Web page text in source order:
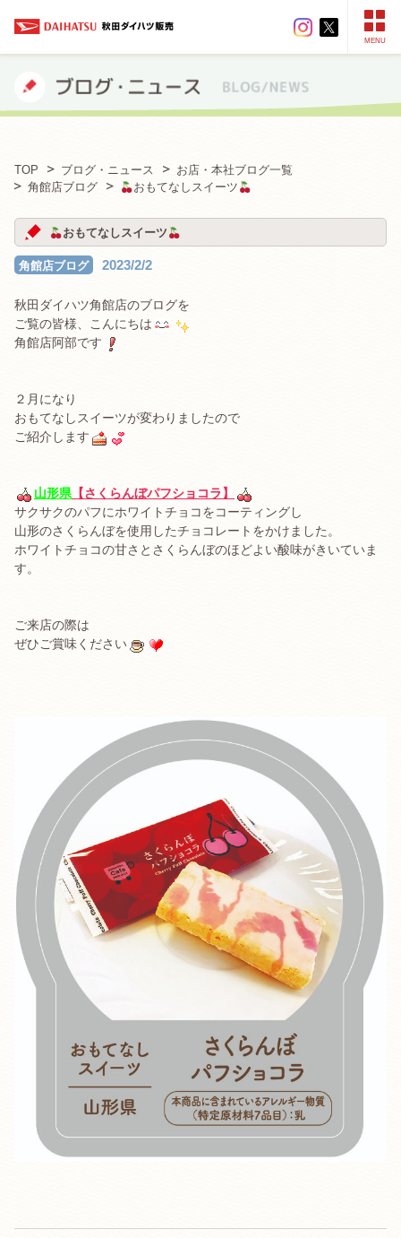
MENU
TOP ブログ・ニュース
お店・本社ブログ一覧
角館店ブログ
おもてなしスイーツ
おもてなしスイーツ
角館店ブログ 2023/2/2
秋田ダイハツ角館店のブログを
ご覧の皆様、こんにちは
角館店阿部です
２月になり
おもてなしスイーツが変わりましたので
ご紹介します
山形県【さくらんぼパフショコラ】
サクサクのパフにホワイトチョコをコーティングし
山形のさくらんぼを使用したチョコレートをかけました。
ホワイトチョコの甘さとさくらんぼのほどよい酸味がきいていま
す。
ご来店の際は
ぜひご賞味ください